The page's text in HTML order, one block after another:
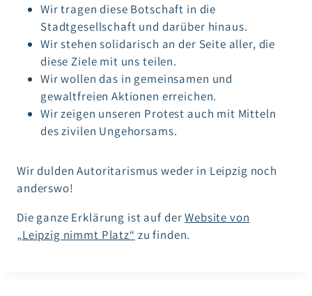
Wir tragen diese Botschaft in die
Stadtgesellschaft und darüber hinaus.
Wir stehen solidarisch an der Seite aller, die
diese Ziele mit uns teilen.
Wir wollen das in gemeinsamen und
gewaltfreien Aktionen erreichen.
Wir zeigen unseren Protest auch mit Mitteln
des zivilen Ungehorsams.
Wir dulden Autoritarismus weder in Leipzig noch
anderswo!
Die ganze Erklärung ist auf derWebsite von
„Leipzig nimmt Platz“ zu finden.